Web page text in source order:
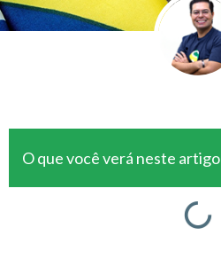
O que você verá neste